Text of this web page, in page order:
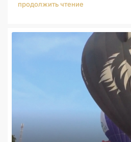
продолжить чтение